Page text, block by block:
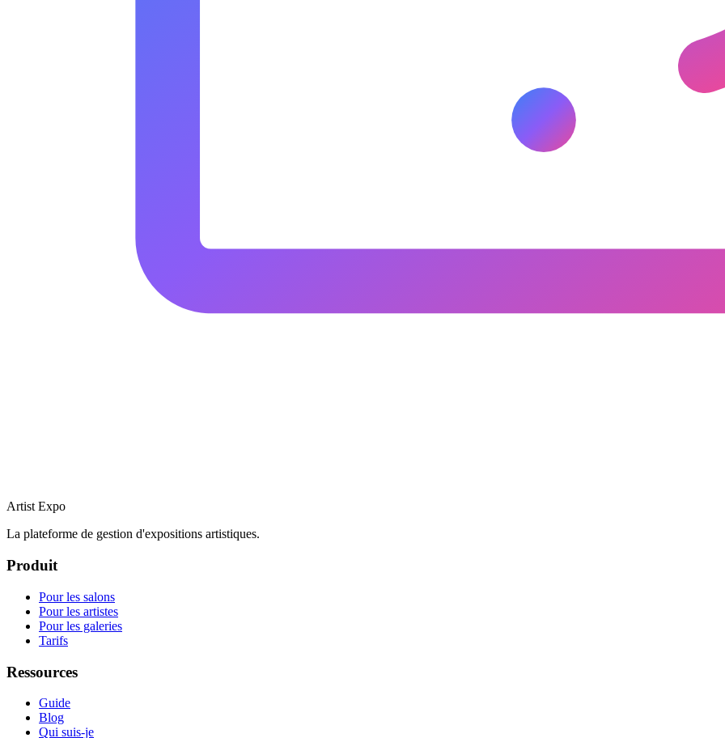
Artist Expo
La plateforme de gestion d'expositions artistiques.
Produit
Pour les salons
Pour les artistes
Pour les galeries
Tarifs
Ressources
Guide
Blog
Qui suis-je